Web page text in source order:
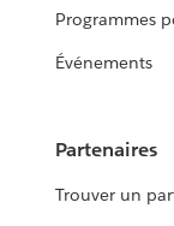
Programmes
Événements
Partenaires
Trouver un